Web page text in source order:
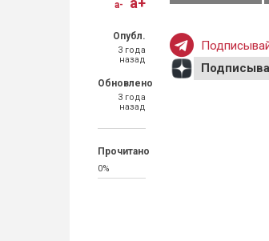
a-
Опубл.
3 года
назад
Обновлено
3 года
назад
Прочитано
0%